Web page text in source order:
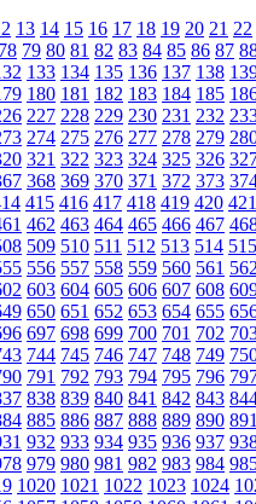
13 14 15 16 17 18 19 20 21 22
78 79 80 81 82 83 84 85 86 87
133 134 135 136 137 138
180 181 182 183 184 185
227 228 229 230 231 232
274 275 276 277 278 279
321 322 323 324 325 326
368 369 370 371 372 373
415 416 417 418 419 420 421
462 463 464 465 466 467
509 510 511 512 513 514 515
556 557 558 559 560 561 562
603 604 605 606 607 608
650 651 652 653 654 655
697 698 699 700 701 702
744 745 746 747 748 749
791 792 793 794 795 796
838 839 840 841 842 843
885 886 887 888 889 890 891
932 933 934 935 936 937
979 980 981 982 983 984
1020 1021 1022 1023 1024